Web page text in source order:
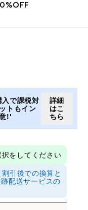
で課税対
トもイン
!'
詳細
はこ
ちら
をしてください
引後での換算と
配送サービスの